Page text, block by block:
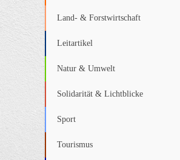
Land- & Forstwirtschaft
Leitartikel
Natur & Umwelt
Solidarität & Lichtblicke
Sport
Tourismus